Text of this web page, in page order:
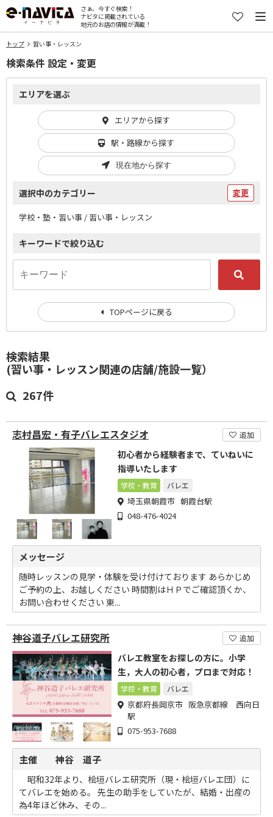
さぁ、今すぐ検索！
ナビタに掲載されている
地元のお店の情報が満載！
トップ 習い事・レッスン
検索結果
(習い事・レッスン関連の店舗/施設一覧）
267件
志村昌宏・有子バレエスタジオ 追加
初心者から経験者まで、ていねいに
指導いたします
学校・教育 バレエ
埼玉県朝霞市 朝霞台駅
048-476-4024
メッセージ
随時レッスンの見学・体験を受け付けております あらかじめ
ご予約の上、お越しください 時間割はＨＰでご確認頂くか、
お問い合わせください 東...
神谷道子バレエ研究所 追加
バレエ教室をお探しの方に。小学
生，大人の初心者，プロまで対応！
学校・教育 バレエ
京都府長岡京市 阪急京都線 西向日
駅
075-953-7688
主催 神谷 道子
昭和32年より、桧垣バレエ研究所（現・桧垣バレエ団）に
てバレエを始める。 先生の助手をしていたが、結婚・出産の
為4年ほど休み、その...
検索条件 設定・変更
エリアを選ぶ
エリアから探す
駅・路線から探す
現在地から探す
選択中のカテゴリー 変更
学校・塾・習い事 / 習い事・レッスン
キーワードで絞り込む
TOPページに戻る